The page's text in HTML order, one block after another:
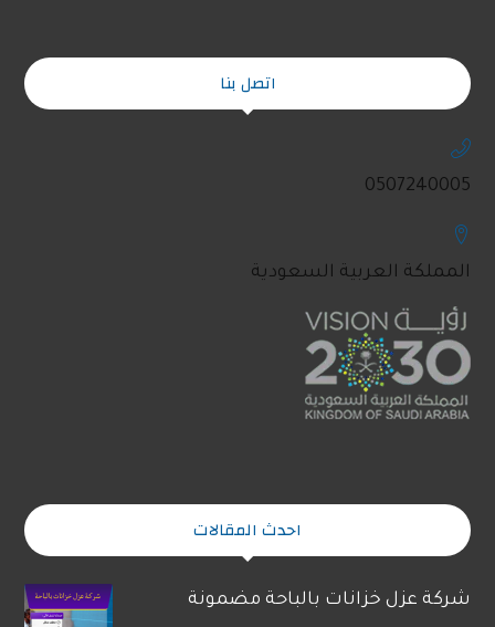
اتصل بنا
0507240005
المملكة العربية السعودية
احدث المقالات
شركة عزل خزانات بالباحة مضمونة